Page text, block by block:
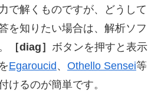
で解くものですが、どうして
を知りたい場合は、解析ソフ
［diag］ ボタンを押すと表示
Egaroucid、 Othello Sensei等
けるのが簡単です。